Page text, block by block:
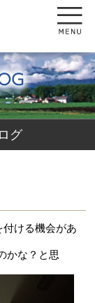
グ
ける機会があ
かな？と思